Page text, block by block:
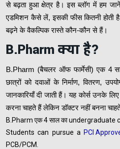
से बढ़ता हुआ क्षेत्र है। इस ब्लॉग में हम
एडमिशन कैसे लें, इसकी फीस कितनी
बढ़ने के वैकल्पिक रास्ते कौन-कौन से हैं।
B.Pharm क्या है?
B.Pharm (बैचलर ऑफ फार्मेसी) एक 4
छात्रों को दवाओं के निर्माण, वितरण,
जानकारियाँ दी जाती हैं। यह कोर्स उनके
करना चाहते हैं लेकिन डॉक्टर नहीं बनना
B.Pharm एक 4 साल का undergraduate
Students can pursue a PCI
PCB/PCM.